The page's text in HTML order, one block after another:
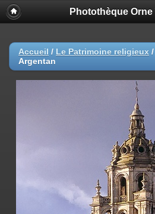
Photothèque
Accueil / Le Patrimoine religieux /
Argentan